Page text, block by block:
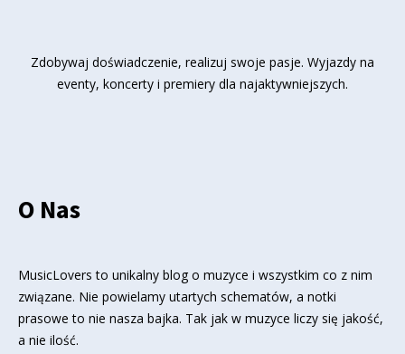
Zdobywaj doświadczenie, realizuj swoje pasje. Wyjazdy na
eventy, koncerty i premiery dla najaktywniejszych.
O Nas
MusicLovers to unikalny blog o muzyce i wszystkim co z nim
związane. Nie powielamy utartych schematów, a notki
prasowe to nie nasza bajka. Tak jak w muzyce liczy się jakość,
a nie ilość.